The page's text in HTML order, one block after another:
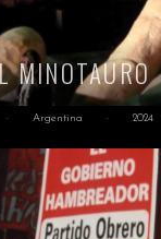
MINOTAURO
· Argentina · 2024